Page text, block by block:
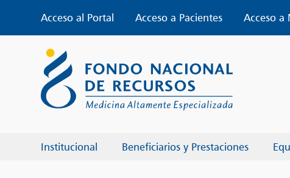
content
Acceso al Portal Acceso a Pacientes Acceso a
Institucional Beneficiarios y Prestaciones